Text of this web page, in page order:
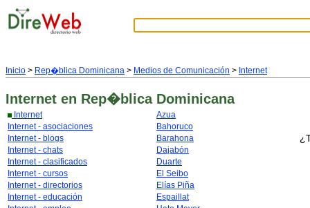
Inicio > Rep�blica Dominicana > Medios de Comunicación > Internet
Internet en Rep�blica Dominicana
Internet
Internet - asociaciones
Internet - blogs
Internet - chats
Internet - clasificados
Internet - cursos
Internet - directorios
Internet - educación
Azua
Bahoruco
Barahona
Dajabón
Duarte
El Seibo
Elías Piña
Espaillat